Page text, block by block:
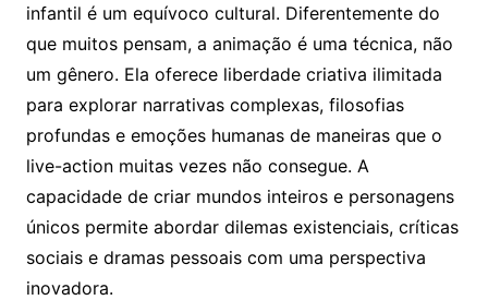
infantil é um equívoco cultural. Diferentemente do
que muitos pensam, a animação é uma técnica, não
um gênero. Ela oferece liberdade criativa ilimitada
para explorar narrativas complexas, filosofias
profundas e emoções humanas de maneiras que o
live-action muitas vezes não consegue. A
capacidade de criar mundos inteiros e personagens
únicos permite abordar dilemas existenciais, críticas
sociais e dramas pessoais com uma perspectiva
inovadora.